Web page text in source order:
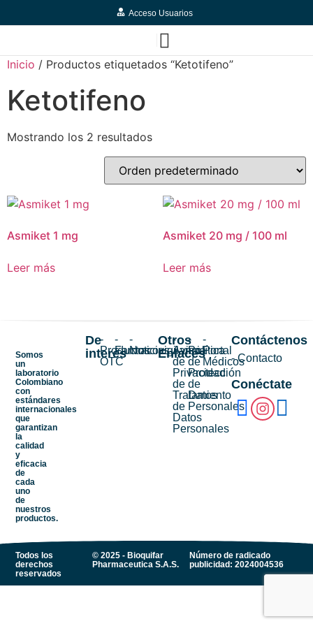
Acceso Usuarios
Inicio / Productos etiquetados “Ketotifeno”
Ketotifeno
Mostrando los 2 resultados
Asmiket 1 mg
Leer más
Asmiket 20 mg / 100 ml
Leer más
Somos
un
laboratorio
Colombiano
con
estándares
internacionales
que
garantizan
la
calidad
y
eficacia
de
cada
uno
de
nuestros
productos.
De
interés
-
Productos
OTC
-
Farmacovigilancia
-
Noticias
Otros
Enlaces
-
Aviso
de
Privacidad
de
Tratamiento
de
Datos
Personales
-
Política
de
Protección
de
Datos
Personales
-
Portal
Médicos
Contáctenos
- Contacto
Conéctate
Todos los
derechos
reservados
© 2025 - Bioquifar
Pharmaceutica S.A.S.
Número de radicado
publicidad: 2024004536